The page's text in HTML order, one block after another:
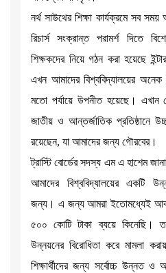
নর্থ সাউথের শিক্ষা কার্যক্রমে সব
রিচার্স সংক্রান্ত পরামর্শ দিতে
শিক্ষকদের নিয়ে গঠন করা হয়েছে
এখন আমাদের বিশ্ববিদ্যালয়ের অনেক
মতো পর্যায়ে উপনীত হয়েছে। এখান
জাতীয় ও আন্তর্জাতিক প্রতিষ্ঠানে
রয়েছেন, যা আমাদের জন্য গৌরবের।
ট্রাস্টি বোর্ডের সদস্য এম এ হাশেম
আমাদের বিশ্ববিদ্যালয়ের একটি
জন্য। এ জন্য আমরা ইতোমধ্যেই
৫০০ কোটি টাকা ব্যয়ে কিনেছি।
উন্নয়নের বিরোধিতা করে মামলা
শিক্ষার্থীদের জন্য সর্বোচ্চ উন্নত ও